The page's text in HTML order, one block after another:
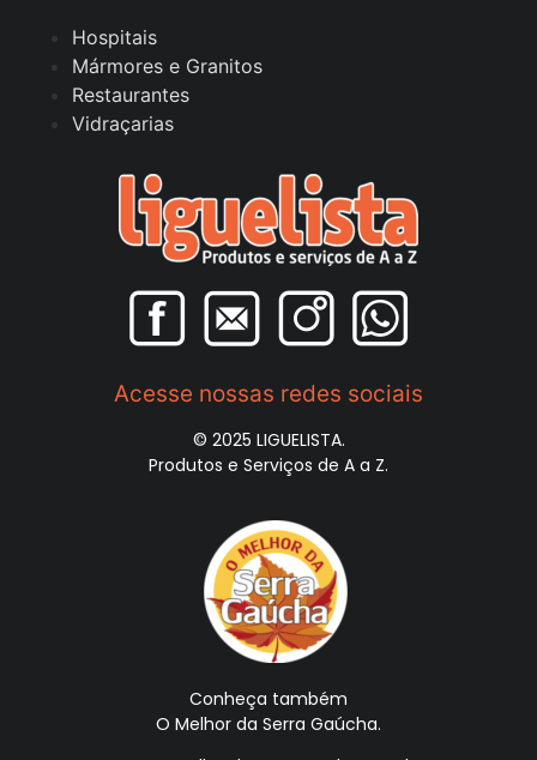
Hospitais
Mármores e Granitos
Restaurantes
Vidraçarias
Acesse nossas redes sociais
© 2025 LIGUELISTA.
Produtos e Serviços de A a Z.
Conheça também
O Melhor da Serra Gaúcha.